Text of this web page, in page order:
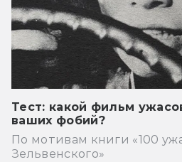
Тест: какой фильм
ваших фобий?
По мотивам книги «100
Зельвенского»